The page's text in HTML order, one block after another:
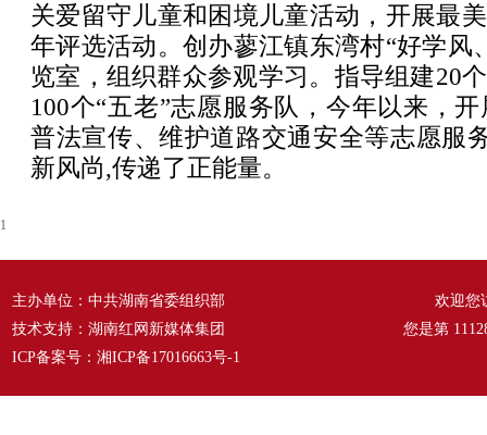
关爱留守儿童和困境儿童活动，开展最
年评选活动。创办蓼江镇东湾村“好学风
览室，组织群众参观学习。指导组建20
100个“五老”志愿服务队，今年以来，
普法宣传、维护道路交通安全等志愿服
新风尚,传递了正能量。
1
主办单位：中共湖南省委组织部
技术支持：湖南红网新媒体集团
ICP备案号： 湘ICP备17016663号-1
欢迎您
您是第